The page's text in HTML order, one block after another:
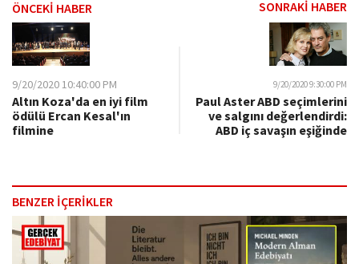
ÖNCEKİ HABER SONRAKİ HABER
9/20/2020 10:40:00 PM
Altın Koza'da en iyi film
ödülü Ercan Kesal'ın
filmine
9/20/2020 9:30:00 PM
Paul Aster ABD seçimlerini
ve salgını değerlendirdi:
ABD iç savaşın eşiğinde
BENZER İÇERİKLER